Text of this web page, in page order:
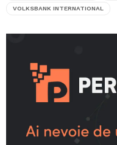
VOLKSBANK INTERNATIONAL